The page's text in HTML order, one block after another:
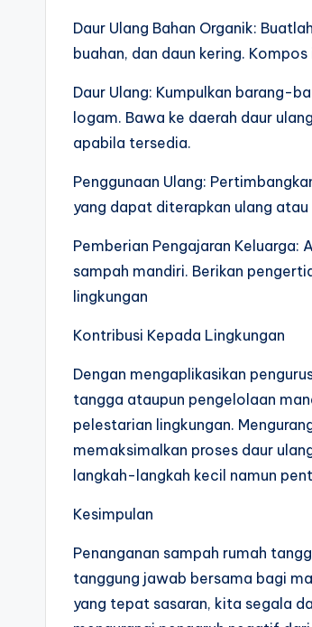
Daur Ulang Bahan Organik:
buahan, dan daun kering. Kompos
Daur Ulang: Kumpulkan barang-
logam. Bawa ke daerah daur
apabila tersedia.
Penggunaan Ulang:
yang dapat diterapkan ulang
Pemberian Pengajaran
sampah mandiri. Berikan
lingkungan
Kontribusi Kepada Lingkungan
Dengan mengaplikasikan
tangga ataupun pengelolaan
pelestarian lingkungan.
memaksimalkan proses daur
langkah-langkah kecil namun
Kesimpulan
Penanganan sampah rumah
tanggung jawab bersama bagi
yang tepat sasaran, kita segala